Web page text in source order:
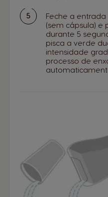
Feche a
(sem cápsula) e
durante 5
pisca a verde
intensidade
processo de